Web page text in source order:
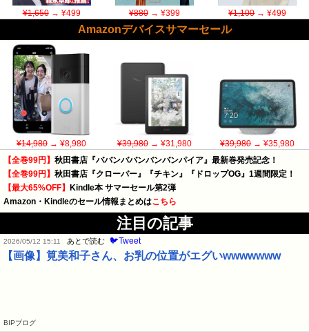
¥1,650→ ¥499 ¥880→ ¥399 ¥1,100→ ¥499
Amazonデバイスサマーセール
¥14,980→ ¥8,980 ¥39,980→ ¥31,980 ¥39,980→ ¥35,980
【全巻99円】 秋田書店『ババンババンバンバンパイア』最新巻発売記念！
【全巻99円】 秋田書店『クローバー』『チキン』『ドロップOG』1週間限定！
【最大65%OFF】
Kindle本 サマーセール第2弾
Amazon・Kindleのセール情報まとめはこちら
注目の記事
2026/05/12 15:11 あとで読む 🐦Tweet
【画像】筧美和子さん、お乳の位置がエグいwwwwwww
BIPブログ